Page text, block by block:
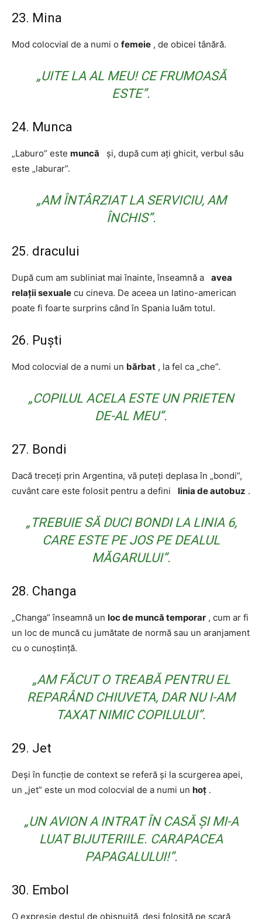
23. Mina
Mod colocvial de a numi o femeie , de obicei tânără.
„UITE LA AL MEU! CE FRUMOASĂ
ESTE”.
24. Munca
„Laburo” este muncă și, după cum ați ghicit, verbul său
este „laburar”.
„AM ÎNTÂRZIAT LA SERVICIU, AM
ÎNCHIS”.
25. dracului
După cum am subliniat mai înainte, înseamnă a avea
relații sexuale cu cineva. De aceea un latino-american
poate fi foarte surprins când în Spania luăm totul.
26. Puști
Mod colocvial de a numi un bărbat , la fel ca „che”.
„COPILUL ACELA ESTE UN PRIETEN
DE-AL MEU”.
27. Bondi
Dacă treceți prin Argentina, vă puteți deplasa în „bondi”,
cuvânt care este folosit pentru a defini linia de autobuz .
„TREBUIE SĂ DUCI BONDI LA LINIA 6,
CARE ESTE PE JOS PE DEALUL
MĂGARULUI”.
28. Changa
„Changa” înseamnă un loc de muncă temporar , cum ar fi
un loc de muncă cu jumătate de normă sau un aranjament
cu o cunoștință.
„AM FĂCUT O TREABĂ PENTRU EL
REPARÂND CHIUVETA, DAR NU I-AM
TAXAT NIMIC COPILULUI”.
29. Jet
Deși în funcție de context se referă și la scurgerea apei,
un „jet” este un mod colocvial de a numi un hoț .
„UN AVION A INTRAT ÎN CASĂ ȘI MI-A
LUAT BIJUTERIILE. CARAPACEA
PAPAGALULUI!”.
30. Embol
O expresie destul de obișnuită, deși folosită pe scară